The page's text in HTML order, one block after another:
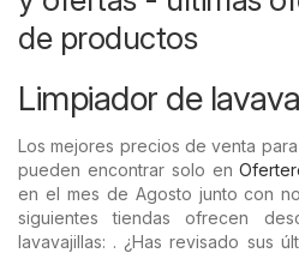
de productos
Limpiador de
Los mejores precios de venta
pueden encontrar solo en
en el mes de Agosto junto con
siguientes tiendas ofrecen
lavavajillas: . ¿Has revisado sus